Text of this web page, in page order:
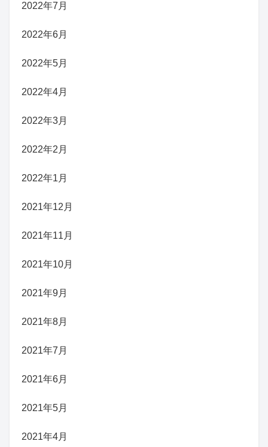
2022年7月
2022年6月
2022年5月
2022年4月
2022年3月
2022年2月
2022年1月
2021年12月
2021年11月
2021年10月
2021年9月
2021年8月
2021年7月
2021年6月
2021年5月
2021年4月